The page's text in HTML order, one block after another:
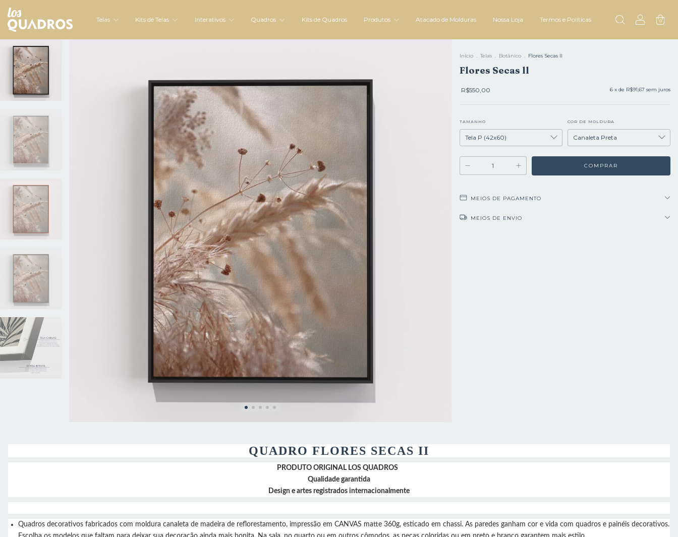
Telas Kits de Telas Interativos Quadros Kits de Quadros Produtos Atacado de Molduras Nossa Loja Termos e Políticas 0
Início . Telas . Botânico . Flores Secas ll
Flores Secas ll
R$550,00 6 x de R$91,67 sem juros
TAMANHO COR DE MOLDURA
MEIOS DE PAGAMENTO
MEIOS DE ENVIO
QUADRO FLORES SECAS II
PRODUTO ORIGINAL LOS QUADROS
Qualidade garantida
Design e artes registrados internacionalmente
Quadros decorativos fabricados com moldura canaleta de madeira de reflorestamento, impressão em CANVAS matte 360g, esticado em chassi. As paredes ganham cor e vida com quadros e painéis decorativos.